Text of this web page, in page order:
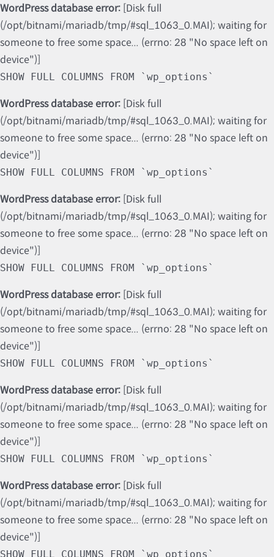
WordPress database error: [Disk full
(/opt/bitnami/mariadb/tmp/#sql_1063_0.MAI); waiting for
someone to free some space... (errno: 28 "No space left on
device")]
SHOW FULL COLUMNS FROM `wp_options`
WordPress database error: [Disk full
(/opt/bitnami/mariadb/tmp/#sql_1063_0.MAI); waiting for
someone to free some space... (errno: 28 "No space left on
device")]
SHOW FULL COLUMNS FROM `wp_options`
WordPress database error: [Disk full
(/opt/bitnami/mariadb/tmp/#sql_1063_0.MAI); waiting for
someone to free some space... (errno: 28 "No space left on
device")]
SHOW FULL COLUMNS FROM `wp_options`
WordPress database error: [Disk full
(/opt/bitnami/mariadb/tmp/#sql_1063_0.MAI); waiting for
someone to free some space... (errno: 28 "No space left on
device")]
SHOW FULL COLUMNS FROM `wp_options`
WordPress database error: [Disk full
(/opt/bitnami/mariadb/tmp/#sql_1063_0.MAI); waiting for
someone to free some space... (errno: 28 "No space left on
device")]
SHOW FULL COLUMNS FROM `wp_options`
WordPress database error: [Disk full
(/opt/bitnami/mariadb/tmp/#sql_1063_0.MAI); waiting for
someone to free some space... (errno: 28 "No space left on
device")]
SHOW FULL COLUMNS FROM `wp_options`